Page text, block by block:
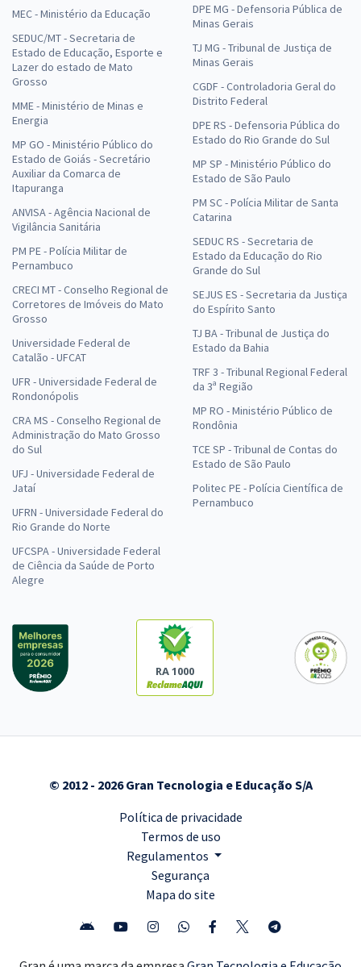
MEC - Ministério da Educação
SEDUC/MT - Secretaria de
Estado de Educação, Esporte e
Lazer do estado de Mato
Grosso
MME - Ministério de Minas e
Energia
MP GO - Ministério Público do
Estado de Goiás - Secretário
Auxiliar da Comarca de
Itapuranga
ANVISA - Agência Nacional de
Vigilância Sanitária
PM PE - Polícia Militar de
Pernambuco
CRECI MT - Conselho Regional de
Corretores de Imóveis do Mato
Grosso
Universidade Federal de
Catalão - UFCAT
UFR - Universidade Federal de
Rondonópolis
CRA MS - Conselho Regional de
Administração do Mato Grosso
do Sul
UFJ - Universidade Federal de
Jataí
UFRN - Universidade Federal do
Rio Grande do Norte
UFCSPA - Universidade Federal
de Ciência da Saúde de Porto
Alegre
DPE MG - Defensoria Pública de
Minas Gerais
TJ MG - Tribunal de Justiça de
Minas Gerais
CGDF - Controladoria Geral do
Distrito Federal
DPE RS - Defensoria Pública do
Estado do Rio Grande do Sul
MP SP - Ministério Público do
Estado de São Paulo
PM SC - Polícia Militar de Santa
Catarina
SEDUC RS - Secretaria de
Estado da Educação do Rio
Grande do Sul
SEJUS ES - Secretaria da Justiça
do Espírito Santo
TJ BA - Tribunal de Justiça do
Estado da Bahia
TRF 3 - Tribunal Regional Federal
da 3ª Região
MP RO - Ministério Público de
Rondônia
TCE SP - Tribunal de Contas do
Estado de São Paulo
Politec PE - Polícia Científica de
Pernambuco
RA 1000
© 2012 - 2026 Gran Tecnologia e Educação S/A
Política de privacidade
Termos de uso
Regulamentos
Segurança
Mapa do site